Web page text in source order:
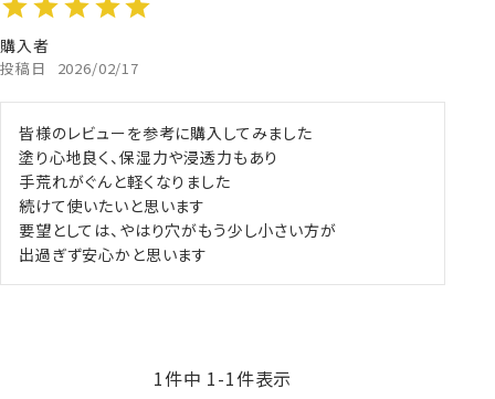
購入者
投稿日 2026/02/17
皆様のレビューを参考に購入してみました
塗り心地良く、保湿力や浸透力もあり
手荒れがぐんと軽くなりました
続けて使いたいと思います
要望としては、やはり穴がもう少し小さい方が
出過ぎず安心かと思います
1件中 1-1件表示